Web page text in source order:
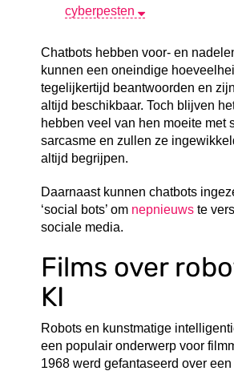
cyberpesten
Chatbots hebben voor- en
kunnen een oneindige
tegelijkertijd beantwoorden en
altijd beschikbaar. Toch blijven
hebben veel van hen moeite met
sarcasme en zullen ze
altijd begrijpen.
Daarnaast kunnen chatbots
‘social bots’ om nepnieuws te
sociale media.
Films over
KI
Robots en kunstmatige
een populair onderwerp voor
1968 werd gefantaseerd over